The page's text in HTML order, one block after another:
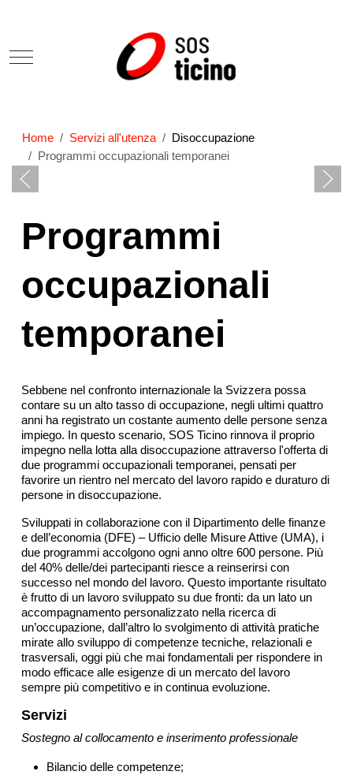
Mobile Menu Toggle
Home Servizi all'utenza
Disoccupazione
Programmi occupazionali temporanei
Programmi
occupazionali
temporanei
Sebbene nel confronto internazionale la Svizzera possa
contare su un alto tasso di occupazione, negli ultimi quattro
anni ha registrato un costante aumento delle persone senza
impiego. In questo scenario, SOS Ticino rinnova il proprio
impegno nella lotta alla disoccupazione attraverso l'offerta di
due programmi occupazionali temporanei, pensati per
favorire un rientro nel mercato del lavoro rapido e duraturo di
persone in disoccupazione.
Sviluppati in collaborazione con il Dipartimento delle finanze
e dell’economia (DFE) – Ufficio delle Misure Attive (UMA), i
due programmi accolgono ogni anno oltre 600 persone. Più
del 40% delle/dei partecipanti riesce a reinserirsi con
successo nel mondo del lavoro. Questo importante risultato
è frutto di un lavoro sviluppato su due fronti: da un lato un
accompagnamento personalizzato nella ricerca di
un’occupazione, dall’altro lo svolgimento di attività pratiche
mirate allo sviluppo di competenze tecniche, relazionali e
trasversali, oggi più che mai fondamentali per rispondere in
modo efficace alle esigenze di un mercato del lavoro
sempre più competitivo e in continua evoluzione.
Servizi
Sostegno al collocamento e inserimento professionale
Bilancio delle competenze;